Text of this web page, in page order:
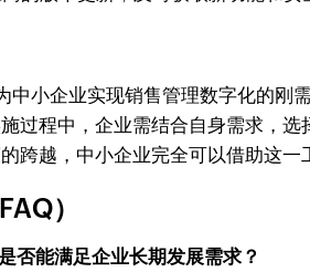
中小企业实现销售管理数字化的
过程中，企业需结合自身需求，
跨越，中小企业完全可以借助这一
）
否能满足企业长期发展需求？